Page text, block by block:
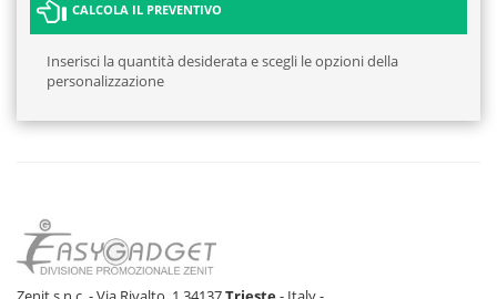
CALCOLA IL PREVENTIVO
Inserisci la quantità desiderata e scegli le opzioni della
personalizzazione